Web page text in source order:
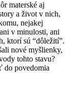
materské aj
a život v nich,
nejakej
v minulosti, ani
ktorí sú “dôležití”.
nové myšlienky,
tohto stavu?
do povedomia